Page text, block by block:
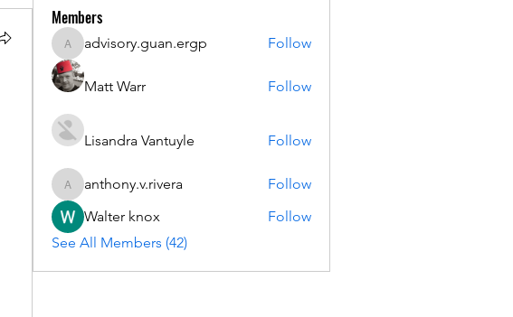
Members
advisory.guan.ergp
advisory.guan.ergp Follow
Matt Warr Follow
Lisandra Vantuyle Follow
anthony.v.rivera
anthony.v.rivera
Follow
Walter knox
Follow
See All Members (42)